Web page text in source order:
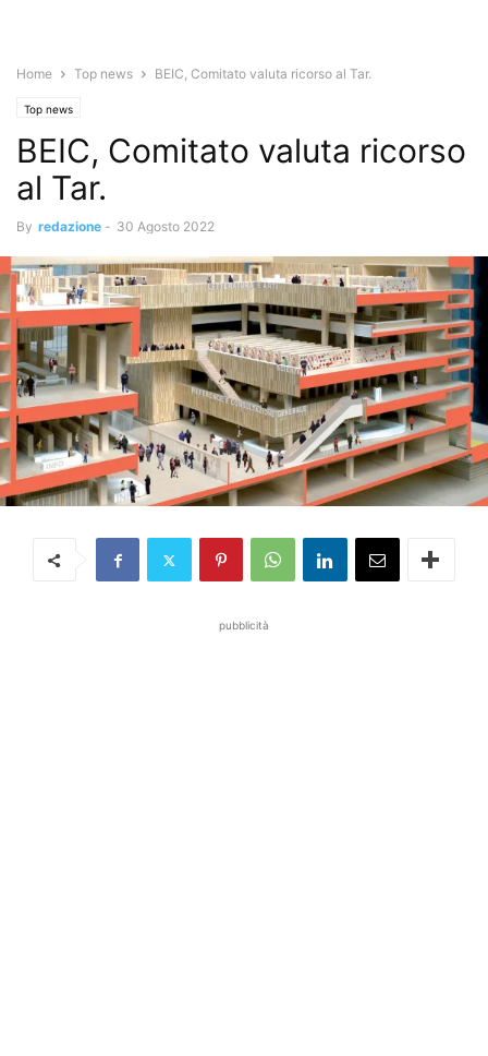
Home Top news BEIC, Comitato valuta ricorso al Tar.
Top news
BEIC, Comitato valuta ricorso
al Tar.
By redazione - 30 Agosto 2022
pubblicità